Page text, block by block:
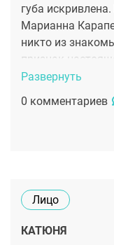
губа
Марианна
никто из
признак
этого я готова
раз в пол-года.
местные врачи
Развернуть
0 комментариев
Лицо
КАТЮНЯ